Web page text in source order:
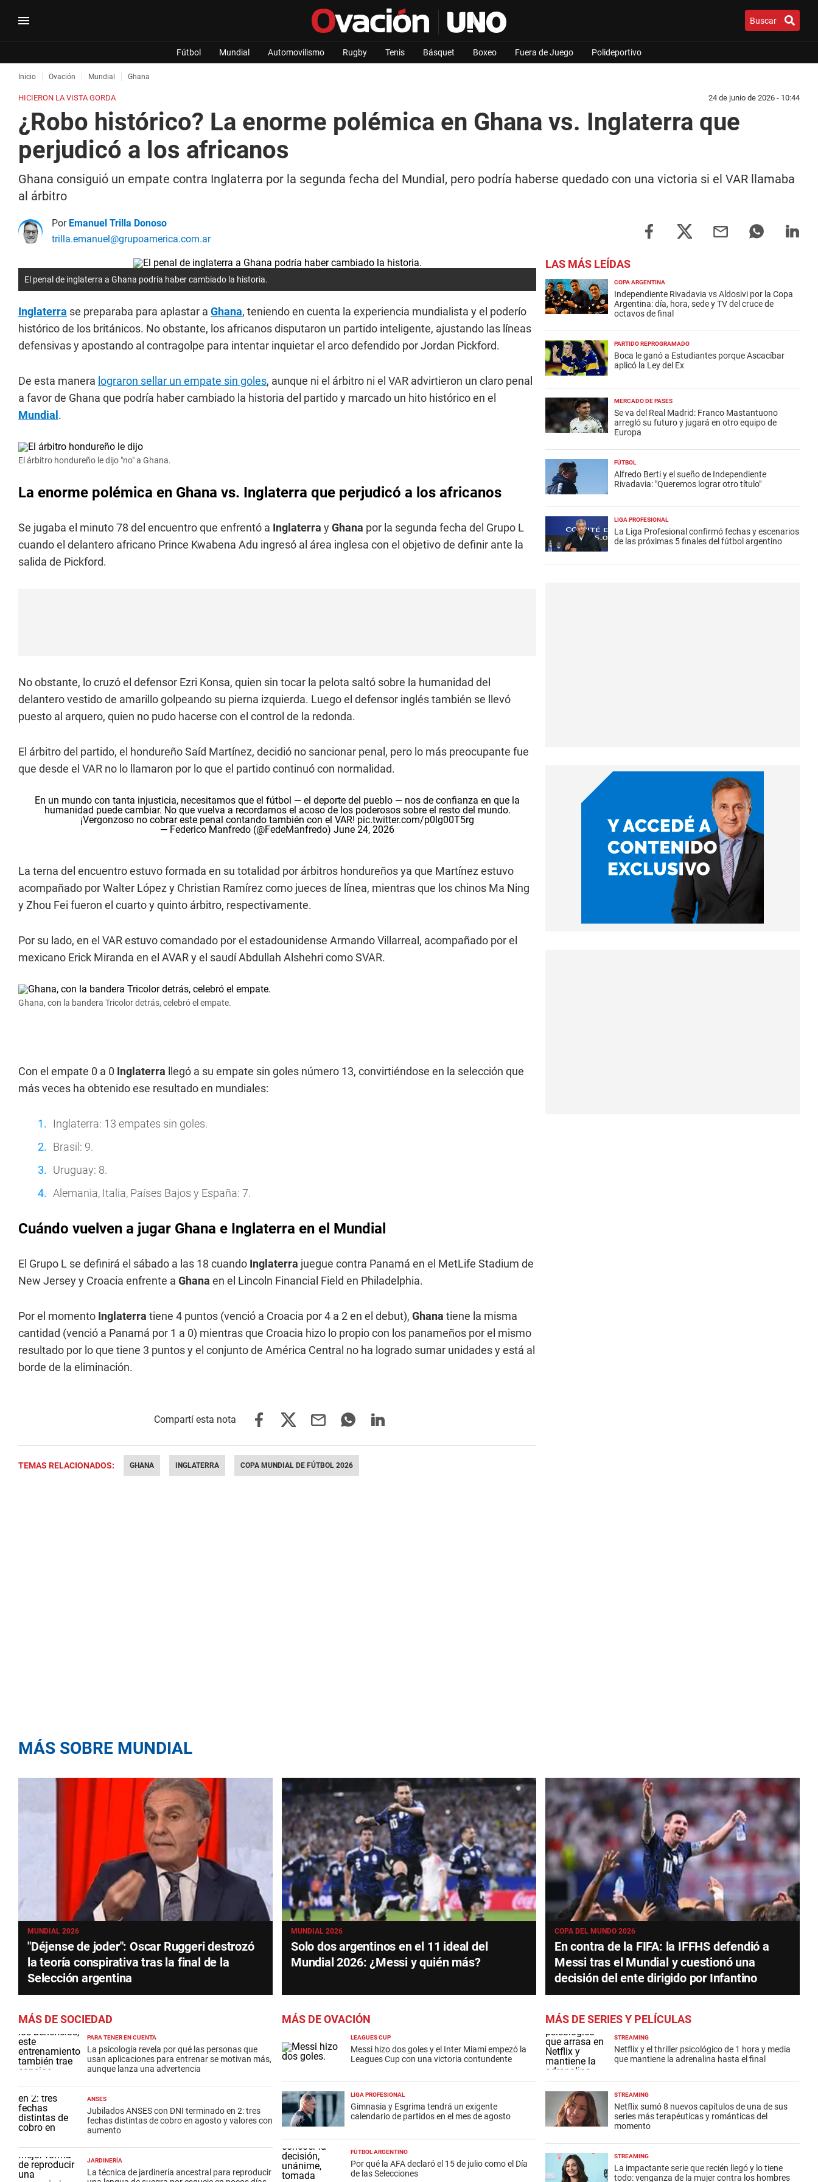
Buscar
Fútbol Mundial Automovilismo Rugby Tenis Básquet Boxeo Fuera de Juego Polideportivo
Inicio Ovación Mundial Ghana
HICIERON LA VISTA GORDA 24 de junio de 2026 - 10:44
¿Robo histórico? La enorme polémica en Ghana vs. Inglaterra que
perjudicó a los africanos
Ghana consiguió un empate contra Inglaterra por la segunda fecha del Mundial, pero podría haberse quedado con una victoria si el VAR llamaba
al árbitro
Por Emanuel Trilla Donoso
trilla.emanuel@grupoamerica.com.ar
El penal de inglaterra a Ghana podría haber cambiado la historia.
Inglaterra se preparaba para aplastar a Ghana, teniendo en cuenta la experiencia mundialista y el poderío
histórico de los británicos. No obstante, los africanos disputaron un partido inteligente, ajustando las líneas
defensivas y apostando al contragolpe para intentar inquietar el arco defendido por Jordan Pickford.
De esta manera lograron sellar un empate sin goles, aunque ni el árbitro ni el VAR advirtieron un claro penal
a favor de Ghana que podría haber cambiado la historia del partido y marcado un hito histórico en el
Mundial .
El árbitro hondureño le dijo "no" a Ghana.
La enorme polémica en Ghana vs. Inglaterra que perjudicó a los africanos
Se jugaba el minuto 78 del encuentro que enfrentó a Inglaterra yGhana por la segunda fecha del Grupo L
cuando el delantero africano Prince Kwabena Adu ingresó al área inglesa con el objetivo de definir ante la
salida de Pickford.
No obstante, lo cruzó el defensor Ezri Konsa, quien sin tocar la pelota saltó sobre la humanidad del
delantero vestido de amarillo golpeando su pierna izquierda. Luego el defensor inglés también se llevó
puesto al arquero, quien no pudo hacerse con el control de la redonda.
El árbitro del partido, el hondureño Saíd Martínez, decidió no sancionar penal, pero lo más preocupante fue
que desde el VAR no lo llamaron por lo que el partido continuó con normalidad.
En un mundo con tanta injusticia, necesitamos que el fútbol — el deporte del pueblo — nos de confianza en que la
humanidad puede cambiar. No que vuelva a recordarnos el acoso de los poderosos sobre el resto del mundo.
¡Vergonzoso no cobrar este penal contando también con el VAR! pic.twitter.com/p0lg00T5rg
— Federico Manfredo (@FedeManfredo) June 24, 2026
La terna del encuentro estuvo formada en su totalidad por árbitros hondureños ya que Martínez estuvo
acompañado por Walter López y Christian Ramírez como jueces de línea, mientras que los chinos Ma Ning
y Zhou Fei fueron el cuarto y quinto árbitro, respectivamente.
Por su lado, en el VAR estuvo comandado por el estadounidense Armando Villarreal, acompañado por el
mexicano Erick Miranda en el AVAR y el saudí Abdullah Alshehri como SVAR.
Ghana, con la bandera Tricolor detrás, celebró el empate.
Con el empate 0 a 0 Inglaterra
llegó a su empate sin goles número 13, convirtiéndose en la selección que
más veces ha obtenido ese resultado en mundiales:
Inglaterra: 13 empates sin goles.
Brasil: 9.
Uruguay: 8.
Alemania, Italia, Países Bajos y España: 7.
Cuándo vuelven a jugar Ghana e Inglaterra en el Mundial
El Grupo L se definirá el sábado a las 18 cuando Inglaterra juegue contra Panamá en el MetLife Stadium de
New Jersey y Croacia enfrente a Ghana en el Lincoln Financial Field en Philadelphia.
Por el momento Inglaterra tiene 4 puntos (venció a Croacia por 4 a 2 en el debut), Ghana tiene la misma
cantidad (venció a Panamá por 1 a 0) mientras que Croacia hizo lo propio con los panameños por el mismo
resultado por lo que tiene 3 puntos y el conjunto de América Central no ha logrado sumar unidades y está al
borde de la eliminación.
TEMAS RELACIONADOS: GHANA INGLATERRA COPA MUNDIAL DE FÚTBOL 2026
LAS MÁS LEÍDAS
COPA ARGENTINA
Independiente Rivadavia vs Aldosivi por la Copa
Argentina: día, hora, sede y TV del cruce de
octavos de final
PARTIDO REPROGRAMADO
Boca le ganó a Estudiantes porque Ascacíbar
aplicó la Ley del Ex
MERCADO DE PASES
Se va del Real Madrid: Franco Mastantuono
arregló su futuro y jugará en otro equipo de
Europa
FÚTBOL
Alfredo Berti y el sueño de Independiente
Rivadavia: "Queremos lograr otro título"
LIGA PROFESIONAL
La Liga Profesional confirmó fechas y escenarios
de las próximas 5 finales del fútbol argentino
MÁS SOBRE MUNDIAL
MUNDIAL 2026
"Déjense de joder": Oscar Ruggeri destrozó
la teoría conspirativa tras la final de la
Selección argentina
MUNDIAL 2026
Solo dos argentinos en el 11 ideal del
Mundial 2026: ¿Messi y quién más?
COPA DEL MUNDO 2026
En contra de la FIFA: la IFFHS defendió a
Messi tras el Mundial y cuestionó una
decisión del ente dirigido por Infantino
MÁS DE SOCIEDAD
PARA TENER EN CUENTA
La psicología revela por qué las personas que
usan aplicaciones para entrenar se motivan más,
aunque lanza una advertencia
ANSES
Jubilados ANSES con DNI terminado en 2: tres
fechas distintas de cobro en agosto y valores con
aumento
JARDINERÍA
La técnica de jardinería ancestral para reproducir
MÁS DE OVACIÓN
LEAGUES CUP
Messi hizo dos goles y el Inter Miami empezó la
Leagues Cup con una victoria contundente
LIGA PROFESIONAL
Gimnasia y Esgrima tendrá un exigente
calendario de partidos en el mes de agosto
FÚTBOL ARGENTINO
Por qué la AFA declaró el 15 de julio como el Día
de las Selecciones
MÁS DE SERIES Y PELÍCULAS
STREAMING
Netflix y el thriller psicológico de 1 hora y media
que mantiene la adrenalina hasta el final
STREAMING
Netflix sumó 8 nuevos capítulos de una de sus
series más terapéuticas y románticas del
momento
STREAMING
La impactante serie que recién llegó y lo tiene
todo: venganza de la mujer contra los hombres